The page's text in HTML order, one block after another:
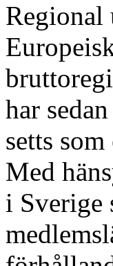
Regional
har
setts
Med
i Sverige